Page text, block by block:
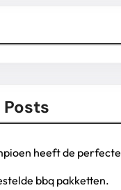
heeft de perfecte
bbq pakketten.